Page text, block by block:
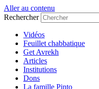
Aller au contenu
Rechercher
Vidéos
Feuillet chabbatique
Get Avrekh
Articles
Institutions
Dons
La famille Pinto